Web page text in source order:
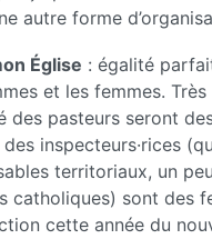
autre forme
Église : égalité
et les femmes.
des pasteurs seront
inspecteurs·rices
territoriaux, un
catholiques) sont des
cette année du